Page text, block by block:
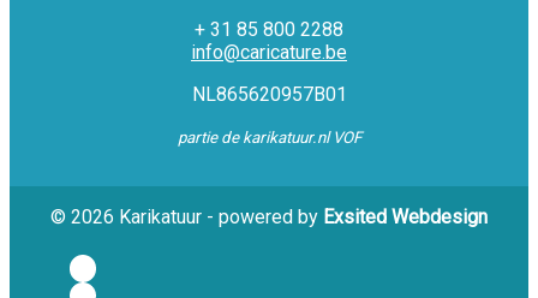
+ 31 85 800 2288
info@caricature.be
NL865620957B01
partie de karikatuur.nl VOF
© 2026 Karikatuur - powered by Exsited Webdesign